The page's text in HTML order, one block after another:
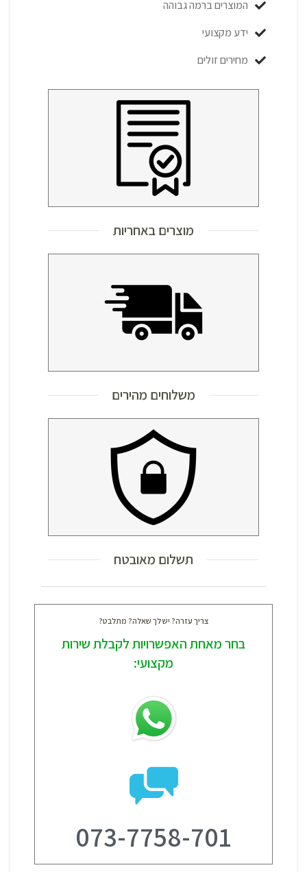
המוצרים ברמה גבוהה
ידע מקצועי
מחירים זולים
מוצרים באחריות
משלוחים מהירים
תשלום מאובטח
צריך עזרה? יש לך שאלה? מתלבט?
בחר מאחת האפשרויות לקבלת שירות
מקצועי:
073-7758-701